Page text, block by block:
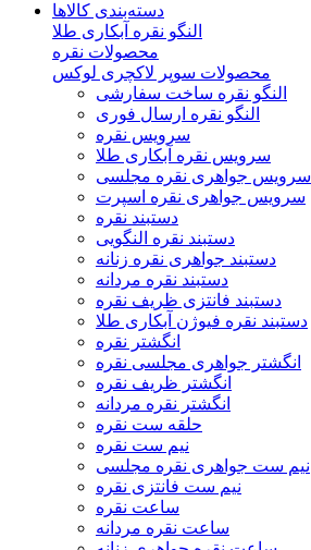
دسته‌بندی‌ کالاها
النگو نقره آبکاری طلا
محصولات نقره
محصولات سوپر لاکچری لوکس
النگو نقره ساخت سفارشی
النگو نقره ارسال فوری
سرویس نقره
سرویس نقره آبکاری طلا
سرویس جواهری نقره مجلسی
سرویس جواهری نقره اسپرت
دستبند نقره
دستبند نقره النگویی
دستبند جواهری نقره زنانه
دستبند نقره مردانه
دستبند فانتزی ظریف نقره
دستبند نقره فیوژن آبکاری طلا
انگشتر نقره
انگشتر جواهری مجلسی نقره
انگشتر ظریف نقره
انگشتر نقره مردانه
حلقه ست نقره
نیم ست نقره
نیم ست جواهری نقره مجلسی
نیم ست فانتزی نقره
ساعت نقره
ساعت نقره مردانه